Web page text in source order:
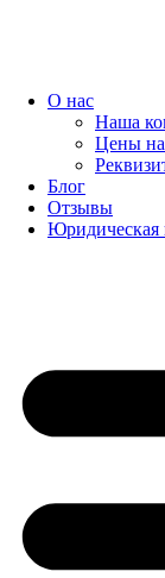
О нас
Наша
Цены на
Блог
Отзывы
Юридическая